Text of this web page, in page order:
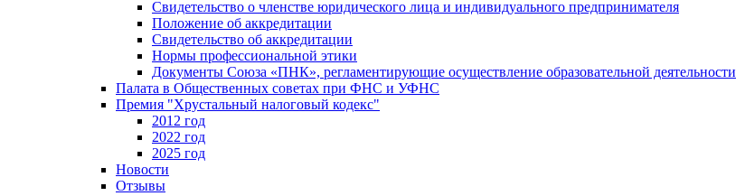
Свидетельство о членстве юридического лица и индивидуального предпринимателя
Положение об аккредитации
Свидетельство об аккредитации
Нормы профессиональной этики
Документы Союза «ПНК», регламентирующие осуществление образовательной деятельности
Палата в Общественных советах при ФНС и УФНС
Премия "Хрустальный налоговый кодекс"
2012 год
2022 год
2025 год
Новости
Отзывы